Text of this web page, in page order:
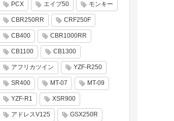
PCX エイプ50 モンキー
CBR250RR CRF250F
CB400 CBR1000RR
CB1100 CB1300
アフリカツイン YZF-R250
SR400 MT-07 MT-09
YZF-R1 XSR900
アドレスV125 GSX250R